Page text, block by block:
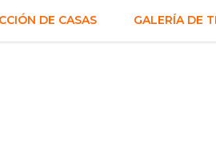
DE CASAS GALERÍA DE